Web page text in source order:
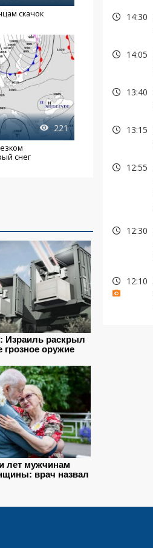
скачок
221
снег
14:30
14:05
13:40
13:15
12:55
12:30
12:10